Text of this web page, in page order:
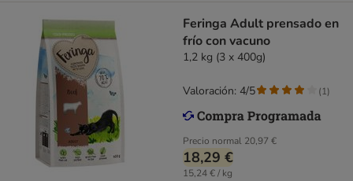
Feringa Adult prensado en
frío con vacuno
1,2 kg (3 x 400g)
Precio normal 20,97 €
18,29 €
15,24 € / kg
Valoración: 4/5 (1)